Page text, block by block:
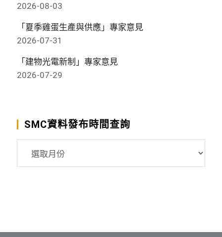
2026-08-03
「夏季雞蛋生產與供應」專家意見
2026-07-31
「建物光電新制」專家意見
2026-07-29
SMC資料發布時間查詢